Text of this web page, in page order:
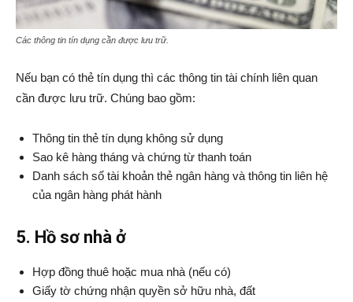
Các thông tin tín dụng cần được lưu trữ.
Nếu bạn có thẻ tín dụng thì các thông tin tài chính liên quan
cần được lưu trữ. Chúng bao gồm:
Thông tin thẻ tín dụng không sử dụng
Sao kê hàng tháng và chứng từ thanh toán
Danh sách số tài khoản thẻ ngân hàng và thông tin liên hệ
của ngân hàng phát hành
5. Hồ sơ nhà ở
Hợp đồng thuê hoặc mua nhà (nếu có)
Giấy tờ chứng nhận quyền sở hữu nhà, đất